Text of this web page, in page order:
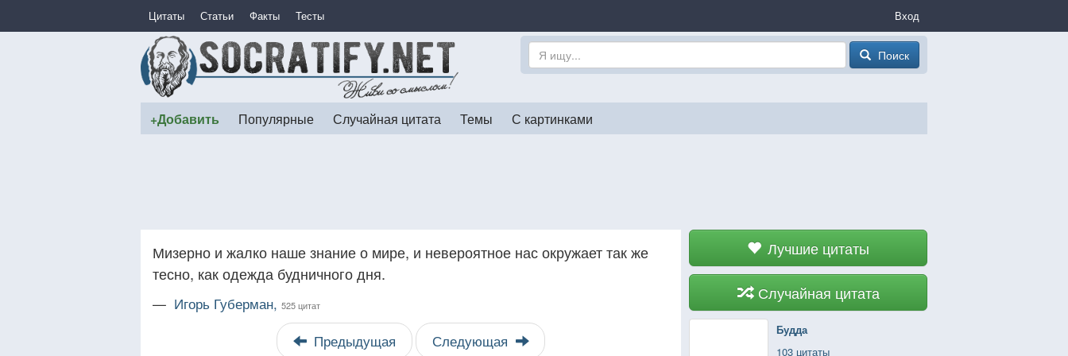
Цитаты Статьи Факты Тесты Вход
Поиск
+Добавить Популярные Случайная цитата Темы С картинками
Лучшие цитаты
Случайная цитата
Будда
103 цитаты
Мизерно и жалко наше знание о мире, и невероятное нас окружает так же
тесно, как одежда будничного дня.
— Игорь Губерман, 525 цитат
Предыдущая Следующая